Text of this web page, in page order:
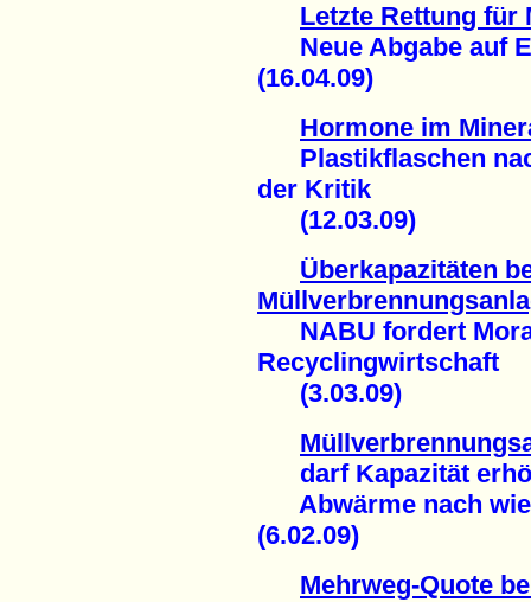
Letzte Rettung für
Neue Abgabe auf
(16.04.09)
Hormone im
Plastikflaschen
der Kritik
(12.03.09)
Überkapazitäten
NABU fordert
Recyclingwirtschaft
(3.03.09)
darf Kapazität
Abwärme nach wie
(6.02.09)
Mehrweg-Quote